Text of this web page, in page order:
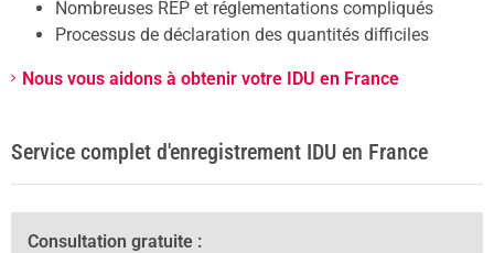
Nombreuses REP et réglementations compliqués
Processus de déclaration des quantités difficiles
Nous vous aidons à obtenir votre IDU en France
Service complet d'enregistrement IDU en France
Consultation gratuite :